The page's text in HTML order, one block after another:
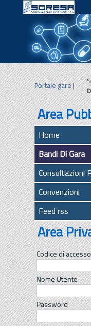
Portale gare|
Area
Home
Bandi Di Gara
Consultazioni
Convenzioni
Feed rss
Area
Codice di accesso
Nome Utente
Password